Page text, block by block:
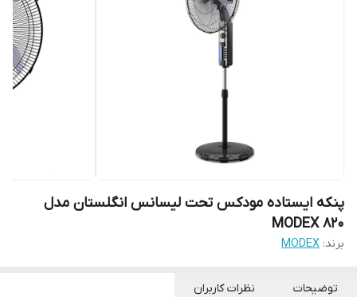
پنکه ایستاده مودکس تحت لیسانس انگلستان مدل
MODEX 820
برند: MODEX
توضیحات نظرات کاربران